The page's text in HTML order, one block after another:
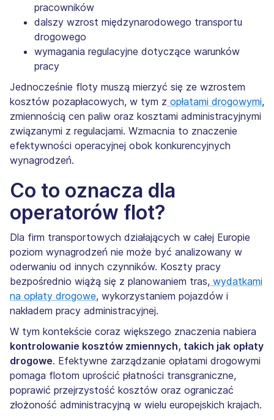
pracowników
dalszy wzrost międzynarodowego transportu
drogowego
wymagania regulacyjne dotyczące warunków
pracy
Jednocześnie floty muszą mierzyć się ze wzrostem
kosztów pozapłacowych, w tym z opłatami drogowymi,
zmiennością cen paliw oraz kosztami administracyjnymi
związanymi z regulacjami. Wzmacnia to znaczenie
efektywności operacyjnej obok konkurencyjnych
wynagrodzeń.
Co to oznacza dla
operatorów flot?
Dla firm transportowych działających w całej Europie
poziom wynagrodzeń nie może być analizowany w
oderwaniu od innych czynników. Koszty pracy
bezpośrednio wiążą się z planowaniem tras, wydatkami
na opłaty drogowe, wykorzystaniem pojazdów i
nakładem pracy administracyjnej.
W tym kontekście coraz większego znaczenia nabiera
kontrolowanie kosztów zmiennych, takich jak opłaty
drogowe. Efektywne zarządzanie opłatami drogowymi
pomaga flotom uprościć płatności transgraniczne,
poprawić przejrzystość kosztów oraz ograniczać
złożoność administracyjną w wielu europejskich krajach.